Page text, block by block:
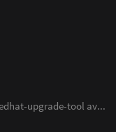
Centos6.5升级7提示No package redhat-upgrade-tool available.